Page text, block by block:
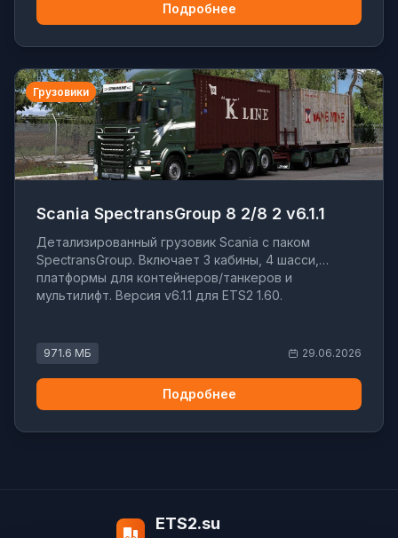
Подробнее
Грузовики
Scania SpectransGroup 8 2/8 2 v6.1.1
Детализированный грузовик Scania с паком
SpectransGroup. Включает 3 кабины, 4 шасси,
платформы для контейнеров/танкеров и
мультилифт. Версия v6.1.1 для ETS2 1.60.
971.6 МБ 29.06.2026
Подробнее
ETS2.su